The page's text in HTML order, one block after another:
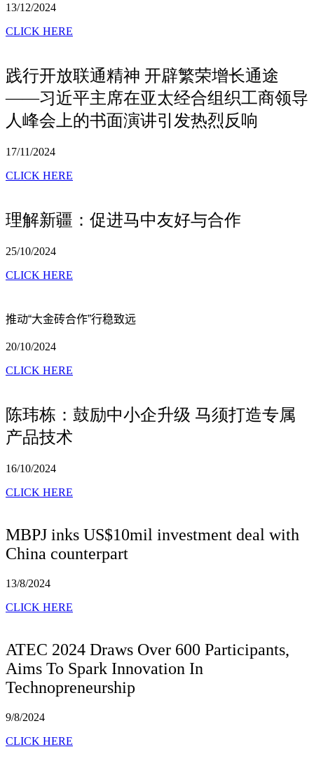
13/12/2024
CLICK HERE
践行开放联通精神 开辟繁荣增长通途
——习近平主席在亚太经合组织工商领导
人峰会上的书面演讲引发热烈反响
17/11/2024
CLICK HERE
理解新疆：促进马中友好与合作
25/10/2024
CLICK HERE
推动“大金砖合作”行稳致远
20/10/2024
CLICK HERE
陈玮栋：鼓励中小企升级 马须打造专属
产品技术
16/10/2024
CLICK HERE
MBPJ inks US$10mil investment deal with
China counterpart
13/8/2024
CLICK HERE
ATEC 2024 Draws Over 600 Participants,
Aims To Spark Innovation In
Technopreneurship
9/8/2024
CLICK HERE